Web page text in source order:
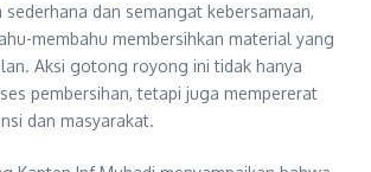
sederhana dan semangat kebersamaan,
membahu membersihkan material yang
Aksi gotong royong ini tidak hanya
pembersihan, tetapi juga mempererat
dan masyarakat.